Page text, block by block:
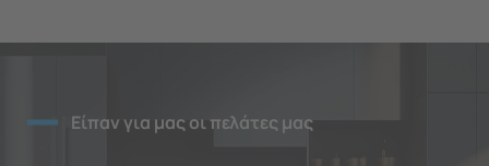
Είπαν για μας οι πελάτες μας